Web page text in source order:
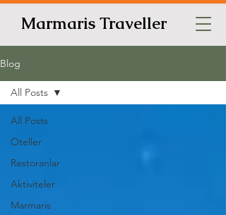
Marmaris Traveller
Blog
All Posts
Oteller
Restoranlar
Aktiviteler
Marmaris
All Posts